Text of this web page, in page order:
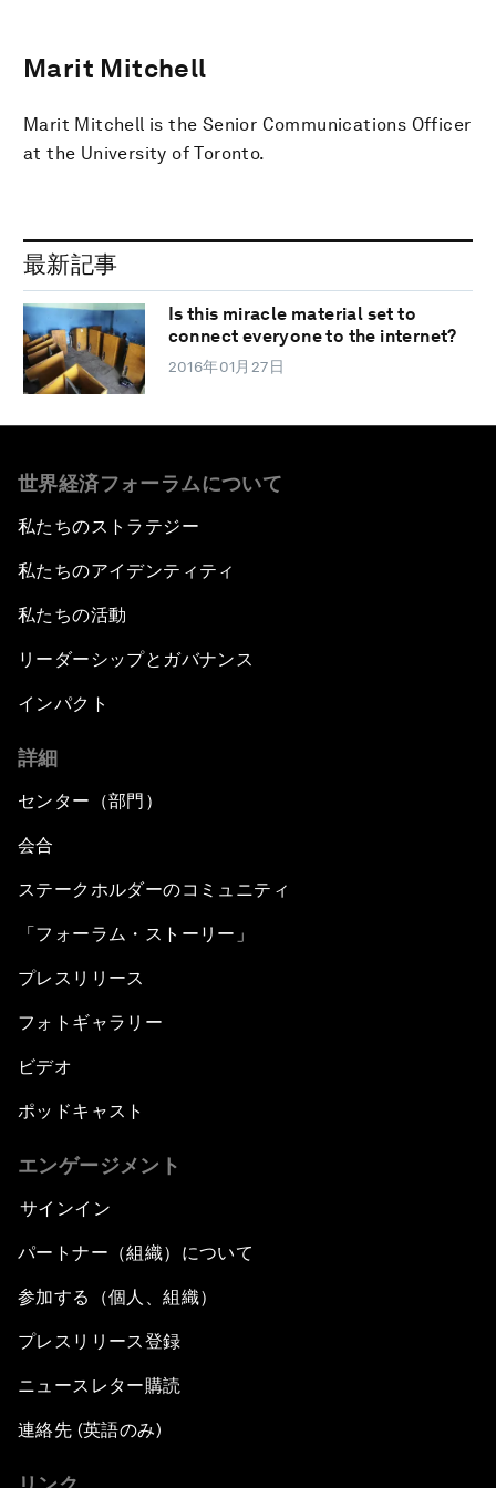
Marit Mitchell
Marit Mitchell is the Senior Communications Officer
at the University of Toronto.
最新記事
Is this miracle material set to
connect everyone to the internet?
2016年01月27日
世界経済フォーラムについて
私たちのストラテジー
私たちのアイデンティティ
私たちの活動
リーダーシップとガバナンス
インパクト
詳細
センター（部門）
会合
ステークホルダーのコミュニティ
「フォーラム・ストーリー」
プレスリリース
フォトギャラリー
ビデオ
ポッドキャスト
エンゲージメント
サインイン
パートナー（組織）について
参加する（個人、組織）
プレスリリース登録
ニュースレター購読
連絡先 (英語のみ)